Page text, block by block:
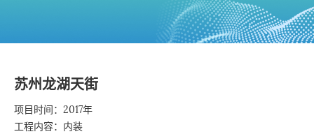
苏州龙湖天街
项目时间：2017年
工程内容：内装